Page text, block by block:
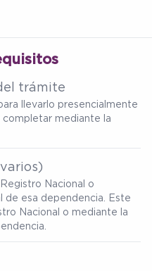
trámite
llevarlo presencialmente
completar mediante la
Nacional o
de esa dependencia. Este
Nacional o mediante la